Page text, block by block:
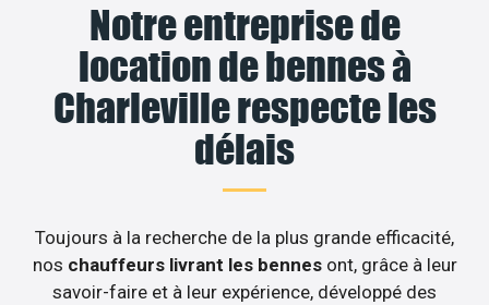
Notre entreprise de
location de bennes à
Charleville respecte les
délais
Toujours à la recherche de la plus grande efficacité,
nos chauffeurs livrant les bennesont, grâce à leur
savoir-faire et à leur expérience, développé des